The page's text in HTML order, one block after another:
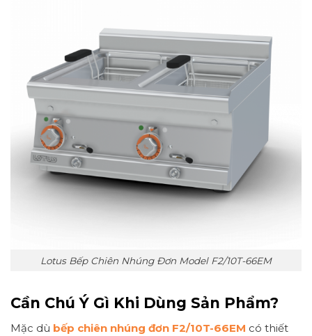
Lotus Bếp Chiên Nhúng Đơn Model F2/10T-66EM
Cần Chú Ý Gì Khi Dùng Sản Phẩm?
Mặc dù bếp chiên nhúng đơn F2/10T-66EM có thiết